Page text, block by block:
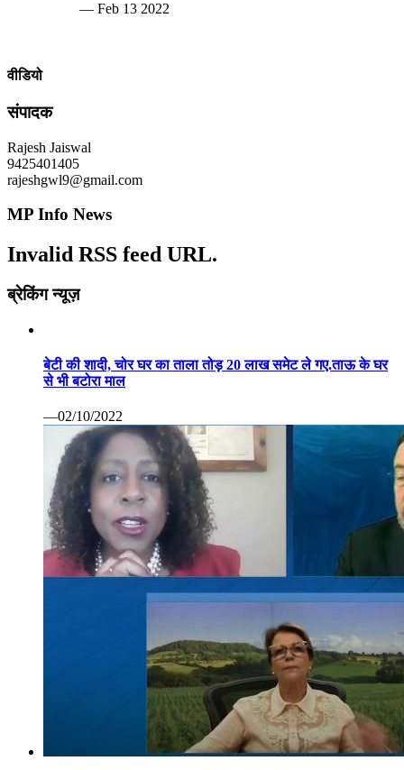
— Feb 13 2022
वीडियो
संपादक
Rajesh Jaiswal
9425401405
rajeshgwl9@gmail.com
MP Info News
Invalid RSS feed URL.
ब्रेकिंग न्यूज़
बेटी की शादी, चोर घर का ताला तोड़ 20 लाख समेट ले गए.ताऊ के घर
से भी बटोरा माल
—02/10/2022